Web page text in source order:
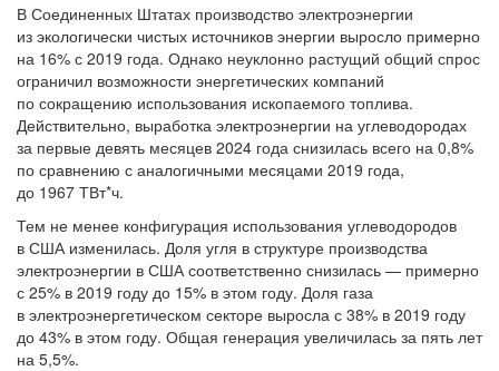
В Соединенных Штатах производство электроэнергии
из экологически чистых источников энергии выросло примерно
на 16% с 2019 года. Однако неуклонно растущий общий спрос
ограничил возможности энергетических компаний
по сокращению использования ископаемого топлива.
Действительно, выработка электроэнергии на углеводородах
за первые девять месяцев 2024 года снизилась всего на 0,8%
по сравнению с аналогичными месяцами 2019 года,
до 1967 ТВт*ч.
Тем не менее конфигурация использования углеводородов
в США изменилась. Доля угля в структуре производства
электроэнергии в США соответственно снизилась — примерно
с 25% в 2019 году до 15% в этом году. Доля газа
в электроэнергетическом секторе выросла с 38% в 2019 году
до 43% в этом году. Общая генерация увеличилась за пять лет
на 5,5%.